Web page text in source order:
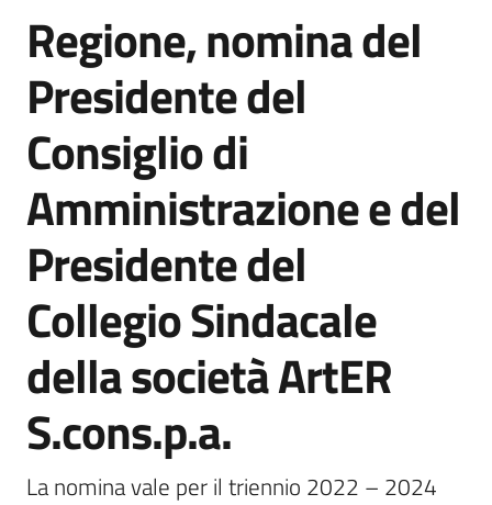
comunicato
Risorse
Agenzia
di
informazione
e
comunicazione
Seguici
su
Salta al contenuto
Regione, nomina del
Presidente del
Consiglio di
Amministrazione e del
Presidente del
Collegio Sindacale
della società ArtER
S.cons.p.a.
La nomina vale per il triennio 2022 – 2024